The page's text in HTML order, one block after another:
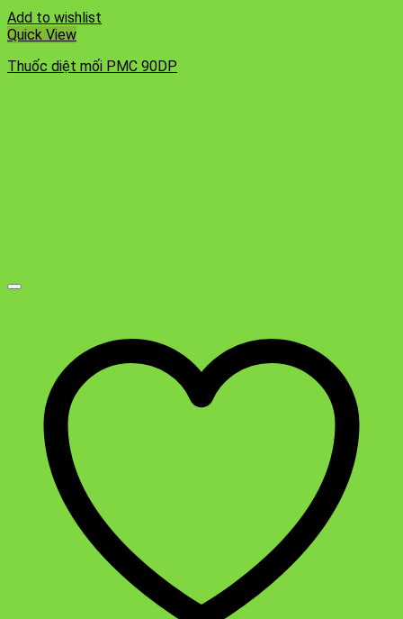
Add to wishlist
Quick View
Thuốc diệt mối PMC 90DP